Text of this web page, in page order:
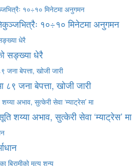
१०÷१० मिनेटमा अनुगमन
सङ्ख्या धेरै
८९ जना बेपत्ता, खोजी जारी
शय्या अभाव, सुत्केरी सेवा ‘म्याट्रेस’ मा